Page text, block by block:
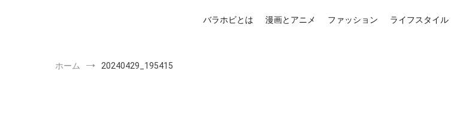
バラホビとは
漫画とアニメ ファッション ライフスタイル
ホーム 20240429_195415